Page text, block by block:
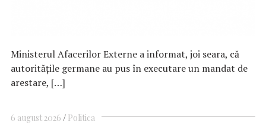
Ministerul Afacerilor Externe a informat, joi seara, că
autorităţile germane au pus în executare un mandat de
arestare, […]
6 august 2026 Politica